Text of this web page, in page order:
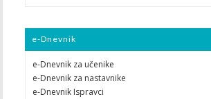
e-Dnevnik
e-Dnevnik za učenike
e-Dnevnik za nastavnike
e-Dnevnik Ispravci